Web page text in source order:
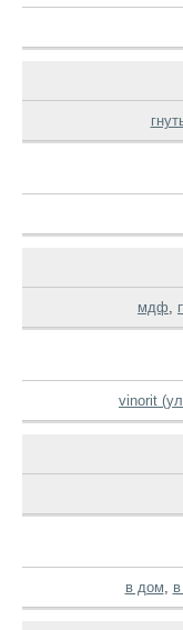
мдф
vinorit
в дом